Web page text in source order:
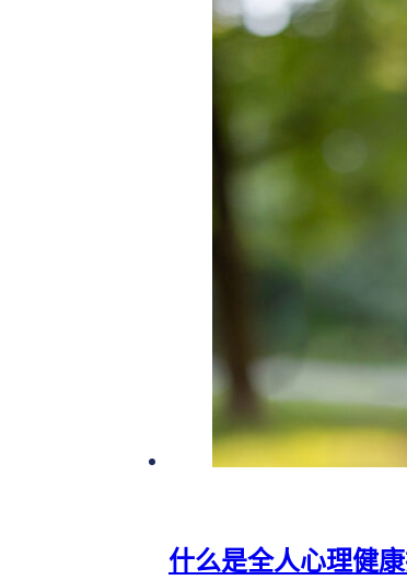
什么是全人心理健